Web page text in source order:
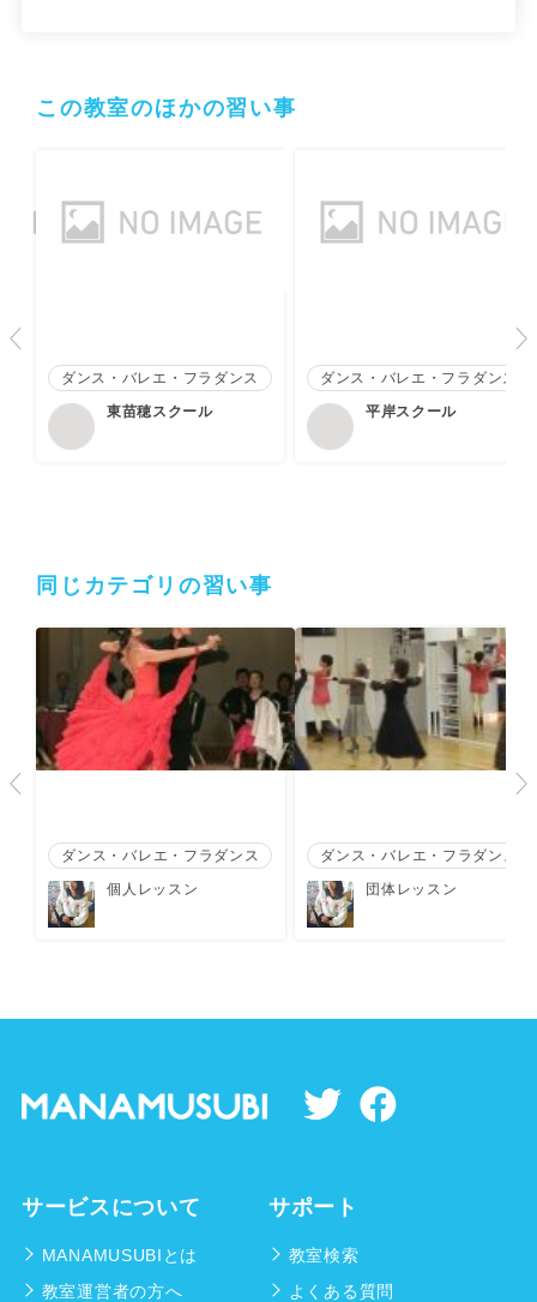
この教室のほかの習い事
ダンス・バレエ・フラダンス
東苗穂スクール
ダンス・バレエ・フラダンス
平岸スクール
同じカテゴリの習い事
ダンス・バレエ・フラダンス
個人レッスン
ダンス・バレエ・フラダンス
団体レッスン
サービスについて
MANAMUSUBIとは
教室運営者の方へ
サポート
教室検索
よくある質問